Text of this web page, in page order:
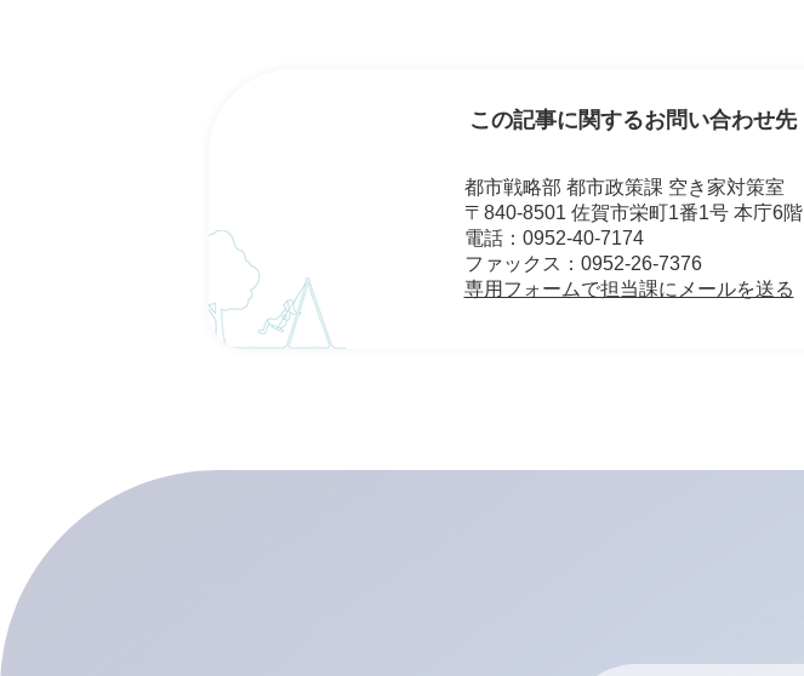
この記事に関するお問い合わせ先
都市戦略部 都市政策課 空き家対策室
〒840-8501 佐賀市栄町1番1号 本庁6階
電話：0952-40-7174
ファックス：0952-26-7376
専用フォームで担当課にメールを送る